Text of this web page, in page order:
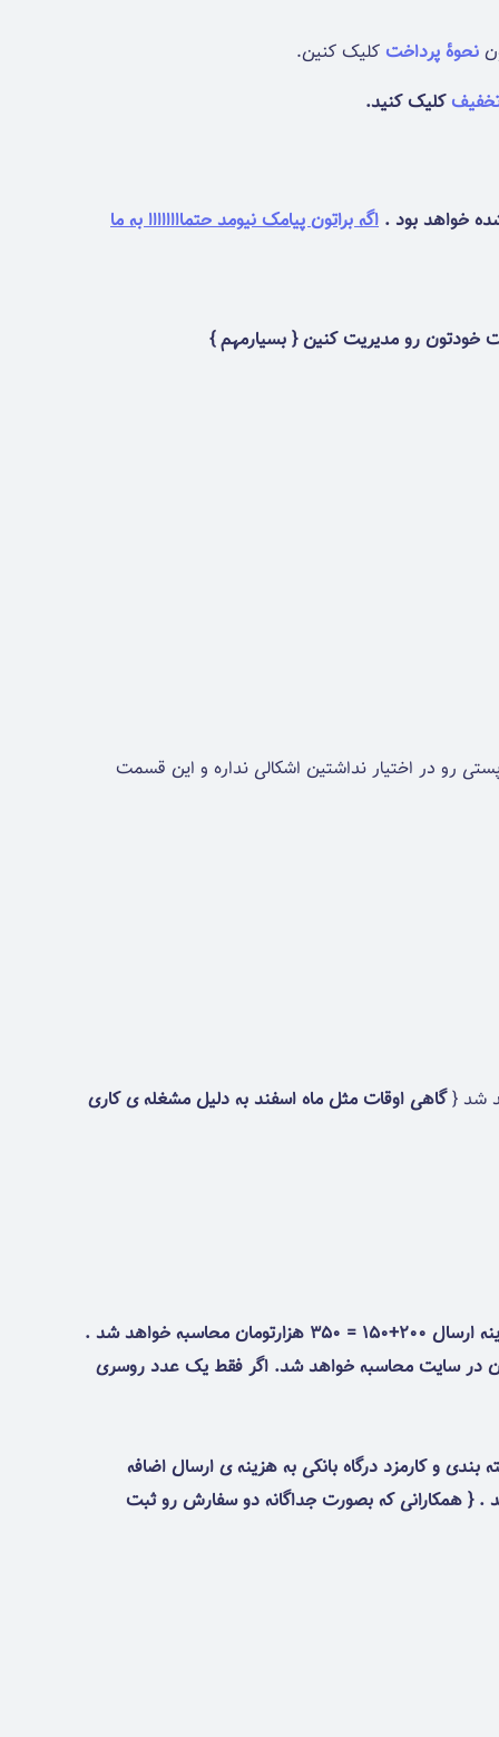
نحوۀ پرداخت کلیک کنین.
کلیک کنید.
خواهد بود . اگه براتون پیامک نیومد حتماااااااا به ما
خودتون رو مدیریت کنین { بسیارمهم }
رو در اختیار نداشتین اشکالی نداره و این قسمت
شد {گاهی اوقات مثل ماه اسفند به دلیل مشغله ی کاری
🚫بسیار مهم : بعنوان مثال اگر همزمان یک ست کیف و روسری بزرگسال + یک عدد روسری نخی اسپان در سایت ثبت کنین ، هزینه ارسال 200+150 = 350 هزارتومان محاسبه خواهد شد .
به ارزش زیر 3 میلیون تومان ثبت سفارش کنین ، هزینه ارسال پستی بصورت خودکار 150هزارتومان در سایت محاسبه خواهد شد. اگر فقط یک عدد روسری
از " پست پیشتاز به " ارسال با تیپاکس " مبلغ 15 هزارتومان بابت بسته بندی و کارمزد درگاه بانکی به هزینه ی ارسال اضافه
. { همکارانی که بصورت جداگانه دو سفارش رو ثبت